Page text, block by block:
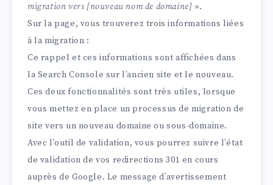
migration vers [nouveau nom de domaine] ».
Sur la page, vous trouverez trois informations liées
à la migration :
Ce rappel et ces informations sont affichées dans
la Search Console sur l’ancien site et le nouveau.
Ces deux fonctionnalités sont très utiles, lorsque
vous mettez en place un processus de migration de
site vers un nouveau domaine ou sous-domaine.
Avec l’outil de validation, vous pourrez suivre l’état
de validation de vos redirections 301 en cours
auprès de Google. Le message d’avertissement